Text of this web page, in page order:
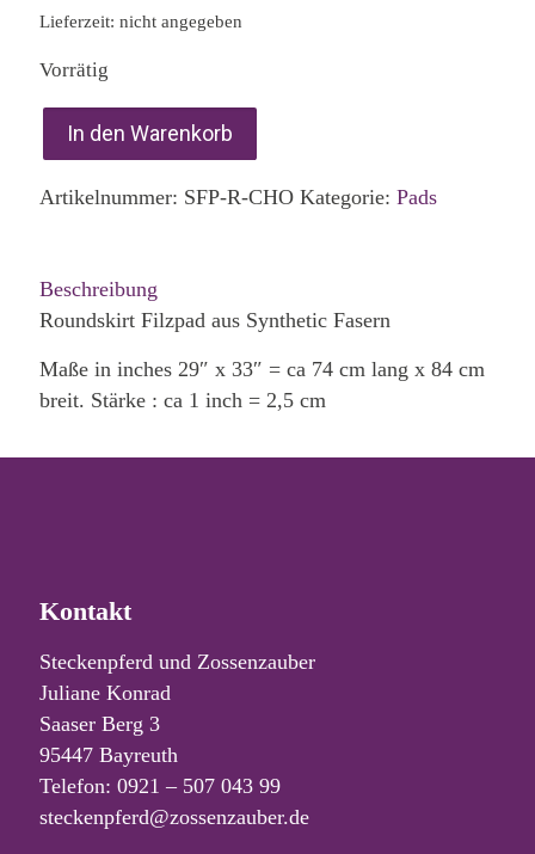
Lieferzeit: nicht angegeben
Vorrätig
In den Warenkorb
Artikelnummer: SFP-R-CHO Kategorie: Pads
Beschreibung
Roundskirt Filzpad aus Synthetic Fasern
Maße in inches 29″ x 33″ = ca 74 cm lang x 84 cm
breit. Stärke : ca 1 inch = 2,5 cm
Kontakt
Steckenpferd und Zossenzauber
Juliane Konrad
Saaser Berg 3
95447 Bayreuth
Telefon: 0921 – 507 043 99
steckenpferd@zossenzauber.de